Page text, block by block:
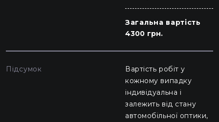
Загальна вартість
4300 грн.
Підсумок
Вартість робіт у
кожному випадку
індивідуальна і
залежить від стану
автомобільної оптики,